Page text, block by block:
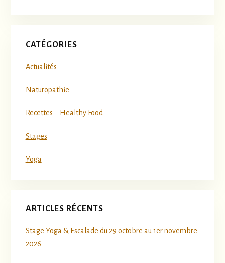
CATÉGORIES
Actualités
Naturopathie
Recettes – Healthy Food
Stages
Yoga
ARTICLES RÉCENTS
Stage Yoga & Escalade du 29 octobre au 1er novembre
2026